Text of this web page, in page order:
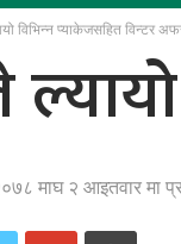
विभिन्न प्याकेजसहित विन्टर
माघ २ आइतवार मा